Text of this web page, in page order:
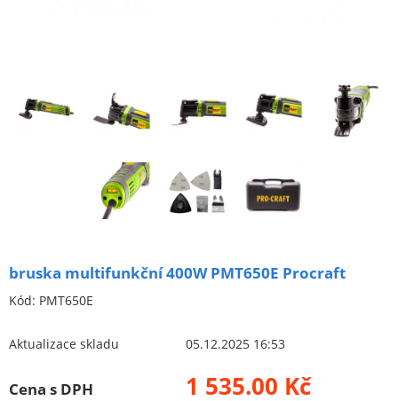
Kartáče
Diamantové kotouče a oživovací kameny
Pilové kotouče
Spojovací materiál - sklad Louny
Stavební chemie DenBraven
Železářství a domácí potřeby
Procraft
bruska multifunkční 400W PMT650E Procraft
Kód: PMT650E
Aktualizace skladu 05.12.2025 16:53
Cena s DPH 1 535.00 Kč